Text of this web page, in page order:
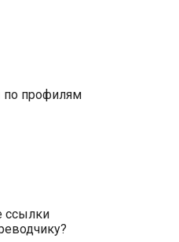
по профилям
ссылки